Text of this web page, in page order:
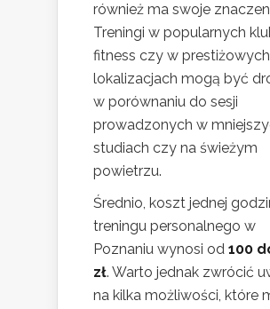
również ma swoje
Treningi w popularnych
fitness czy w prestiżowych
lokalizacjach mogą być
w porównaniu do sesji
prowadzonych w
studiach czy na świeżym
powietrzu.
Średnio, koszt jednej
treningu personalnego w
Poznaniu wynosi od 100
zł. Warto jednak zwrócić
na kilka możliwości, które